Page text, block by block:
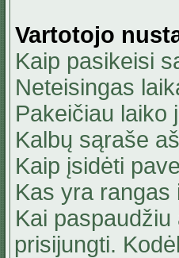
Vartotojo
Kaip pasikeisi
Neteisingas
Pakeičiau laiko
Kalbų sąraše
Kaip įsidėti
Kas yra rangas
Kai
prisijungti.